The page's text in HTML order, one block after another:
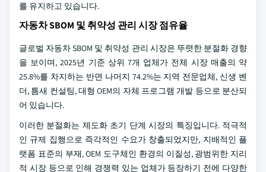
를 유지하고 있습니다.
자동차 SBOM 및 취약성 관리 시장 점유율
글로벌 자동차 SBOM 및 취약성 관리 시장은 뚜렷한 분절화 경향
을 보이며, 2025년 기준 상위 7개 업체가 전체 시장 매출의 약
25.8%를 차지하는 반면 나머지 74.2%는 지역 전문업체, 신생 벤
더, 틈새 컨설팅, 대형 OEM의 자체 프로그램 개발 등으로 분산되
어 있습니다.
이러한 분절화는 제도화 초기 단계 시장의 특징입니다. 적극적
인 규제 집행으로 즉각적인 수요가 창출되었지만, 지배적인 플
랫폼 표준의 부재, OEM 도구체인 환경의 이질성, 광범위한 지리
적 시장 등으로 인해 경쟁력 있는 업체가 등장하기 전에 다양한